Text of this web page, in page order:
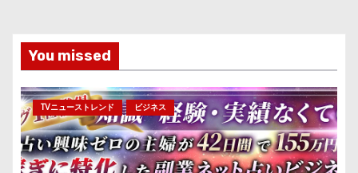
You missed
TVニューストレンド ビジネス